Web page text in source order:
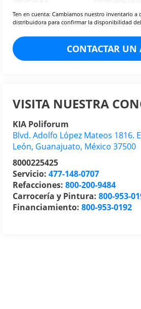
Ten en cuenta: Cambiamos nuestro inventario
distribuidora para confirmar la disponibilidad
CONTACTAR UN
VISITA NUESTRA
KIA Poliforum
Blvd. Adolfo López Mateos 1816.
León, Guanajuato, México 37500
8000225425
Servicio:477-148-0707
Refacciones:800-200-9484
Carrocería y Pintura:800-953-
Financiamiento:800-953-0192